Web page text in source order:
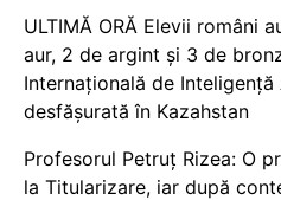
ULTIMĂ ORĂ Elevii români
aur, 2 de argint și 3 de
Internațională de
desfășurată în Kazahstan
Profesorul Petruț Rizea: O
la Titularizare, iar după